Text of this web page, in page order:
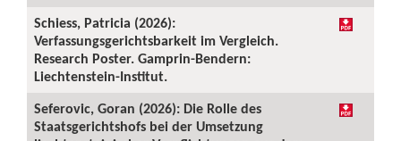
Schiess, Patricia (2026):
Verfassungsgerichtsbarkeit im Vergleich.
Research Poster. Gamprin-Bendern:
Liechtenstein-Institut.
Seferovic, Goran (2026): Die Rolle des
Staatsgerichtshofs bei der Umsetzung